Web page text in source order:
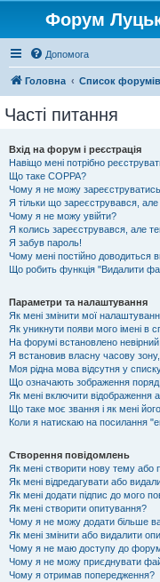
Форум
Допомога
Головна Список форумів
Часті питання
Вхід на форум і реєстрація
Навіщо мені потрібно
Що таке COPPA?
Чому я не можу
Я тільки що зареєструвався,
Чому я не можу увійти?
Я колись зареєструвався, але
Я забув пароль!
Чому мені постійно доводиться
Що робить функція "Видалити
Параметри та налаштування
Як мені змінити мої
Як уникнути появи мого імені в
На форумі встановлено
Я встановив власну часову
Моя рідна мова відсутня у
Що означають зображення
Як мені включити відображення
Що таке моє звання і як мені
Коли я натискаю на посилання
Створення повідомлень
Як мені створити нову тему або
Як мені відредагувати або
Як мені додати підпис до мого
Як мені створити опитування?
Чому я не можу додати більше
Як мені змінити або видалити
Чому я не маю доступу до
Чому я не можу приєднувати
Чому я отримав попередження?